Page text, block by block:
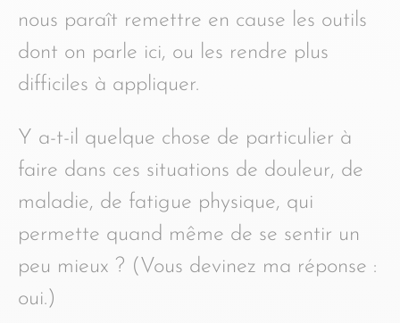
nous paraît remettre en cause les outils
dont on parle ici, ou les rendre plus
difficiles à appliquer.
Y a-t-il quelque chose de particulier à
faire dans ces situations de douleur, de
maladie, de fatigue physique, qui
permette quand même de se sentir un
peu mieux ? (Vous devinez ma réponse :
oui.)